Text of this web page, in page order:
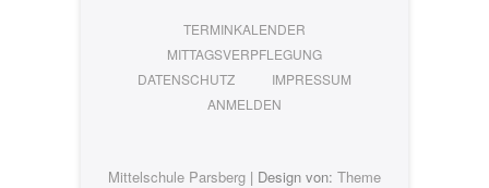
TERMINKALENDER
MITTAGSVERPFLEGUNG
DATENSCHUTZ
IMPRESSUM
ANMELDEN
Mittelschule Parsberg | Design von: Theme